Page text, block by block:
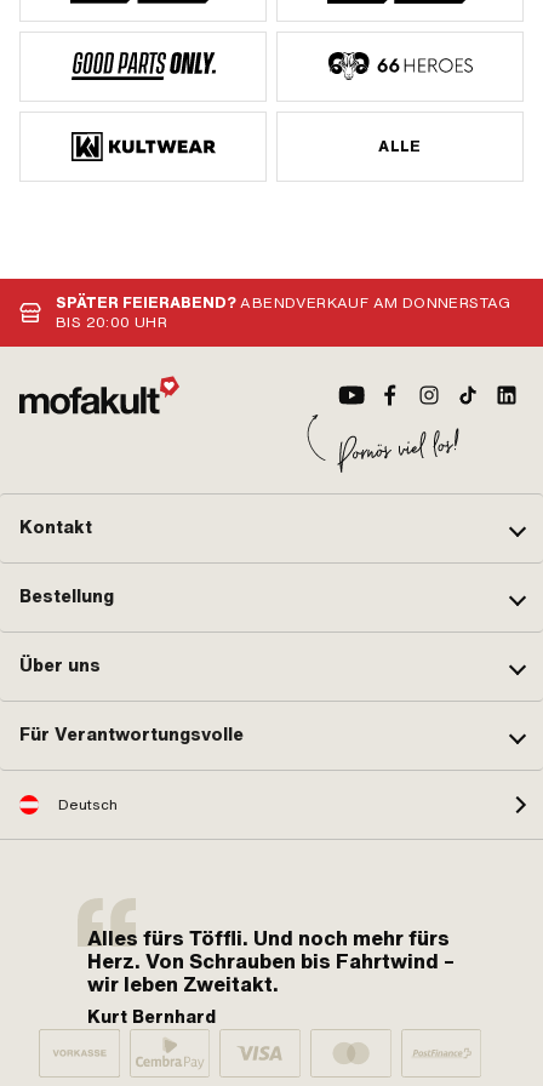
ALLE
SPÄTER FEIERABEND?ABENDVERKAUF AM DONNERSTAG
BIS 20:00 UHR
Kontakt
Bestellung
Über uns
Für Verantwortungsvolle
Deutsch
Alles fürs Töffli. Und noch mehr fürs
Herz. Von Schrauben bis Fahrtwind –
wir leben Zweitakt.
Kurt Bernhard